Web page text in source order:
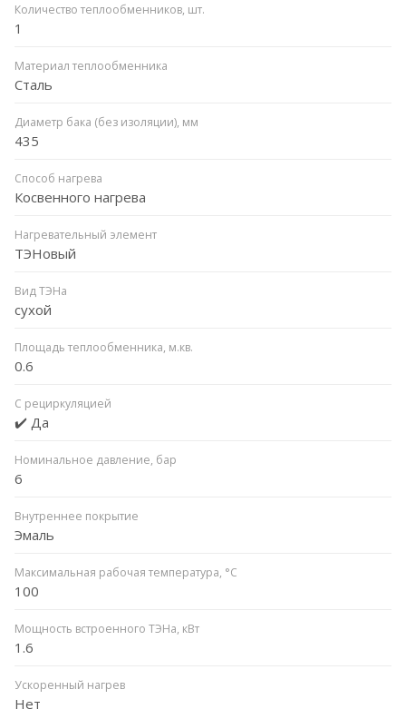
Количество теплообменников, шт.
1
Материал теплообменника
Сталь
Диаметр бака (без изоляции), мм
435
Способ нагрева
Косвенного нагрева
Нагревательный элемент
ТЭНовый
Вид ТЭНа
сухой
Площадь теплообменника, м.кв.
0.6
С рециркуляцией
✔️ Да
Номинальное давление, бар
6
Внутреннее покрытие
Эмаль
Максимальная рабочая температура, °C
100
Мощность встроенного ТЭНа, кВт
1.6
Ускоренный нагрев
Нет